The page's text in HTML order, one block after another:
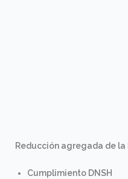
Reducción agregada de la
Cumplimiento DNSH